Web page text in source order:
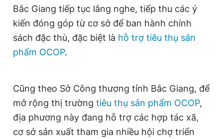
Bắc Giang tiếp tục lắng nghe, tiếp thu các ý
kiến đóng góp từ cơ sở để ban hành chính
sách đặc thù, đặc biệt là hỗ trợ tiêu thụ sản
phẩm OCOP.
Cũng theo Sở Công thương tỉnh Bắc Giang, để
mở rộng thị trường tiêu thụ sản phẩm OCOP,
địa phương này đang hỗ trợ các hợp tác xã,
cơ sở sản xuất tham gia nhiều hội chợ triển